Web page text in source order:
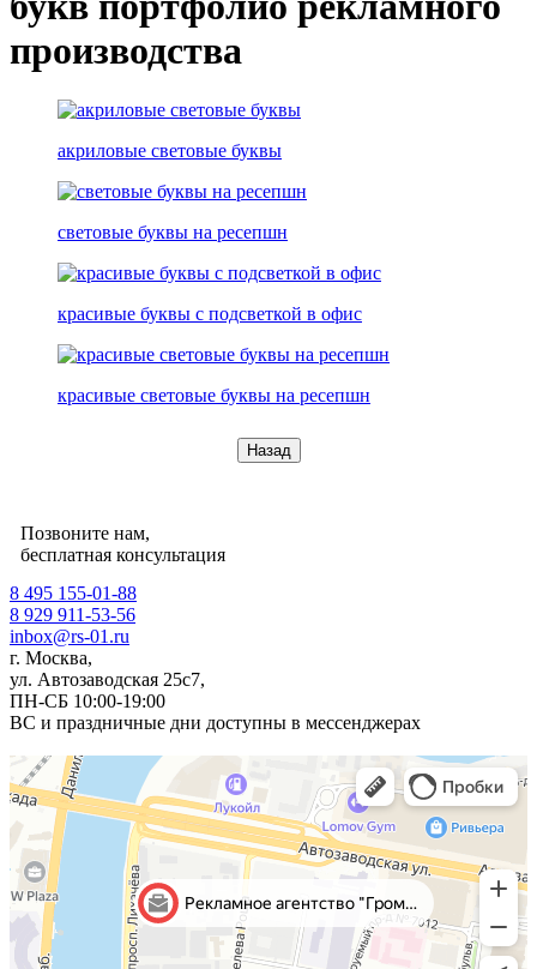
производства
акриловые световые буквы
световые буквы на ресепшн
красивые буквы с подсветкой в офис
красивые световые буквы на ресепшн
Назад
Позвоните нам,
бесплатная консультация
8 495 155-01-88
8 929 911-53-56
inbox@rs-01.ru
г. Москва,
ул. Автозаводская 25с7,
ПН-СБ 10:00-19:00
ВС и праздничные дни доступны в мессенджерах